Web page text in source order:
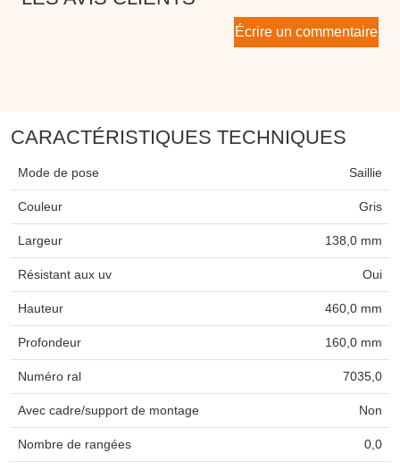
Écrire un commentaire
CARACTÉRISTIQUES TECHNIQUES
Mode de pose Saillie
Couleur Gris
Largeur 138,0 mm
Résistant aux uv Oui
Hauteur 460,0 mm
Profondeur 160,0 mm
Numéro ral 7035,0
Avec cadre/support de montage Non
Nombre de rangées 0,0